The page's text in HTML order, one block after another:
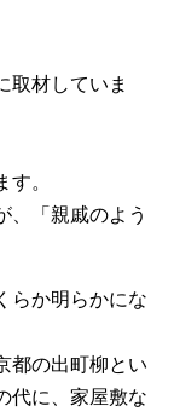
取材していま
。
、「親戚のよう
らか明らかにな
都の出町柳とい
代に、家屋敷な